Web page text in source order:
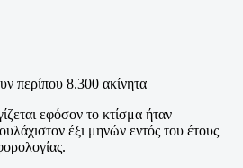
περίπου 8.300 ακίνητα
εφόσον το κτίσμα ήταν
έξι μηνών εντός του έτους